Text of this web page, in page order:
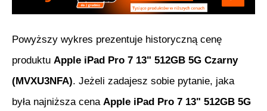
Powyższy wykres prezentuje historyczną cenę
produktu Apple iPad Pro 7 13" 512GB 5G Czarny
(MVXU3NFA). Jeżeli zadajesz sobie pytanie, jaka
była najniższa cena Apple iPad Pro 7 13" 512GB 5G